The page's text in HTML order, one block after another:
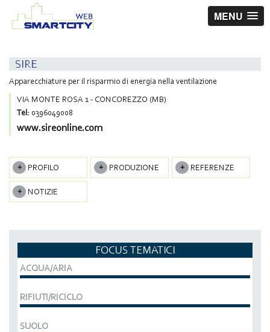
MENU
SIRE
Apparecchiature per il risparmio di energia nella ventilazione
VIA MONTE ROSA 1 - CONCOREZZO (MB)
Tel: 0396049008
www.sireonline.com
PROFILO PRODUZIONE REFERENZE
NOTIZIE
FOCUS TEMATICI
ACQUA/ARIA
RIFIUTI/RICICLO
SUOLO